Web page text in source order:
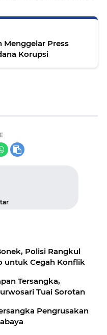
Menggelar Press
Korupsi
Polisi Rangkul
untuk Cegah Konflik
Tersangka,
Tuai Sorotan
Pengrusakan